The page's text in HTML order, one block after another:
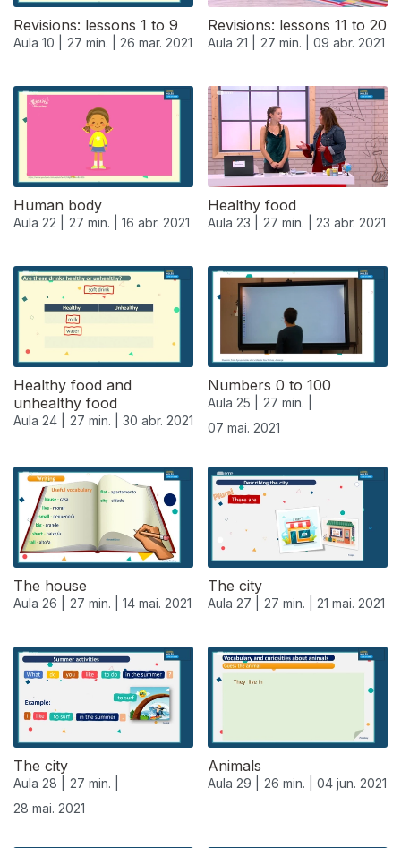
Revisions: lessons 1 to 9
Aula 10 | 27 min. | 26 mar. 2021
Revisions: lessons 11 to 20
Aula 21 | 27 min. | 09 abr. 2021
Human body
Aula 22 | 27 min. | 16 abr. 2021
Healthy food
Aula 23 | 27 min. | 23 abr. 2021
539108
Healthy food and
unhealthy food
Aula 24 | 27 min. | 30 abr. 2021
Numbers 0 to 100
Aula 25 |
27 min. |
07 mai. 2021
The house
Aula 26 | 27 min. | 14 mai. 2021
The city
Aula 27 | 27 min. | 21 mai. 2021
The city
Aula 28 |
27 min. |
28 mai. 2021
Animals
Aula 29 | 26 min. | 04 jun. 2021